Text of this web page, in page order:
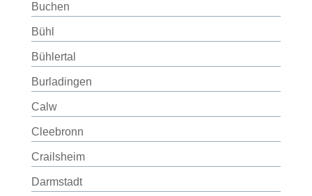
Buchen
Bühl
Bühlertal
Burladingen
Calw
Cleebronn
Crailsheim
Darmstadt